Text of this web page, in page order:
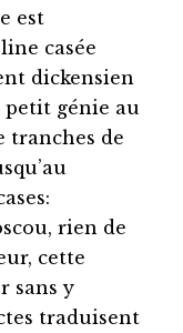
est
casée
dickensien
génie au
tranches de
rien de
cette
sans y
traduisent